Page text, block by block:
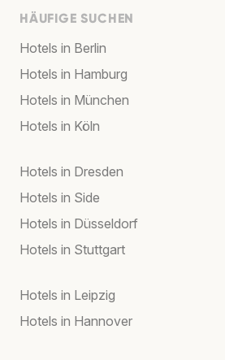
HÄUFIGE SUCHEN
Hotels in Berlin
Hotels in Hamburg
Hotels in München
Hotels in Köln
Hotels in Dresden
Hotels in Side
Hotels in Düsseldorf
Hotels in Stuttgart
Hotels in Leipzig
Hotels in Hannover